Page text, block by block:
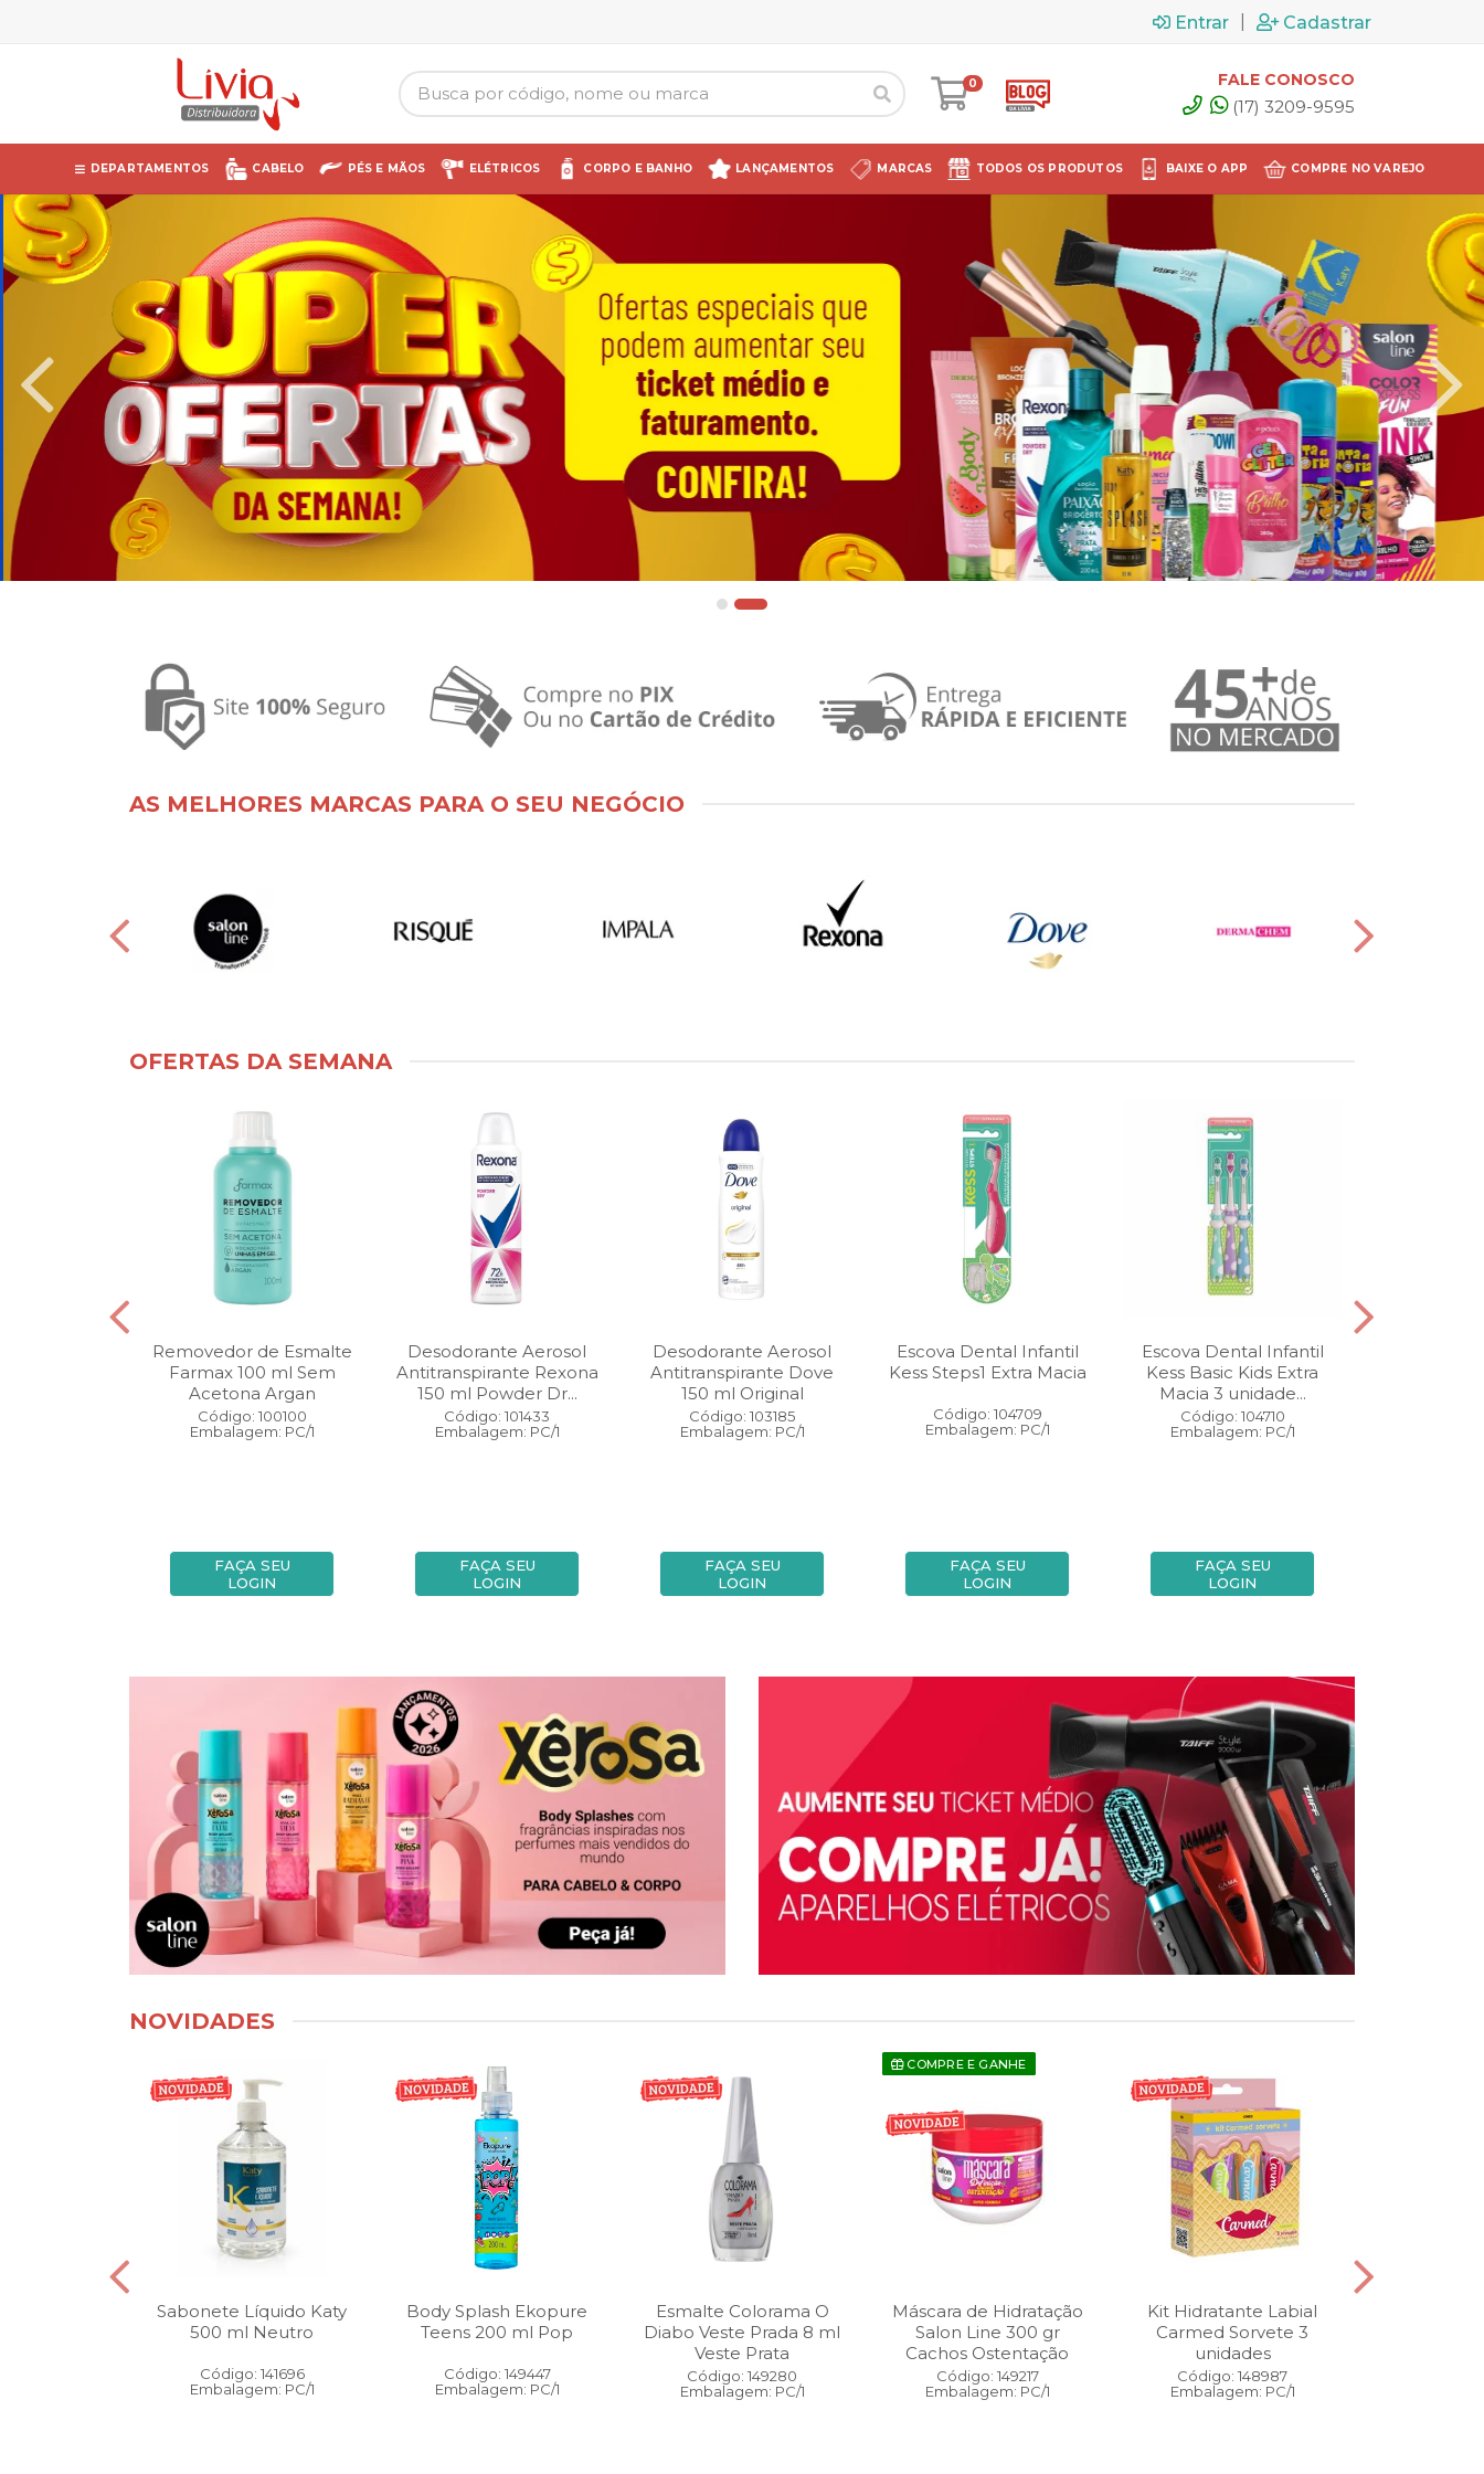
Entrar Cadastrar
0 FALE CONOSCO
(17) 3209-9595
DEPARTAMENTOS CABELO PÉS E MÃOS ELÉTRICOS CORPO E BANHO LANÇAMENTOS MARCAS TODOS OS PRODUTOS BAIXE O APP COMPRE NO VAREJO
AS MELHORES MARCAS PARA O SEU NEGÓCIO
OFERTAS DA SEMANA
Removedor de Esmalte
Farmax 100 ml Sem
Acetona Argan
Código: 100100
Embalagem: PC/1
FAÇA SEU
LOGIN
Desodorante Aerosol
Antitranspirante Rexona
150 ml Powder Dr...
Código: 101433
Embalagem: PC/1
FAÇA SEU
LOGIN
Desodorante Aerosol
Antitranspirante Dove
150 ml Original
Código: 103185
Embalagem: PC/1
FAÇA SEU
LOGIN
Escova Dental Infantil
Kess Steps1 Extra Macia
Código: 104709
Embalagem: PC/1
FAÇA SEU
LOGIN
Escova Dental Infantil
Kess Basic Kids Extra
Macia 3 unidade...
Código: 104710
Embalagem: PC/1
FAÇA SEU
LOGIN
NOVIDADES
Sabonete Líquido Katy
500 ml Neutro
Código: 141696
Embalagem: PC/1
Body Splash Ekopure
Teens 200 ml Pop
Código: 149447
Embalagem: PC/1
Esmalte Colorama O
Diabo Veste Prada 8 ml
Veste Prata
Código: 149280
Embalagem: PC/1
COMPRE E GANHE
Máscara de Hidratação
Salon Line 300 gr
Cachos Ostentação
Código: 149217
Embalagem: PC/1
Kit Hidratante Labial
Carmed Sorvete 3
unidades
Código: 148987
Embalagem: PC/1